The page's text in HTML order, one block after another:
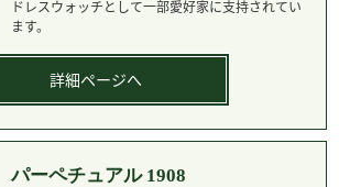
ドレスウォッチとして一部愛好家に支持されてい
ます。
詳細ページへ
パーペチュアル 1908